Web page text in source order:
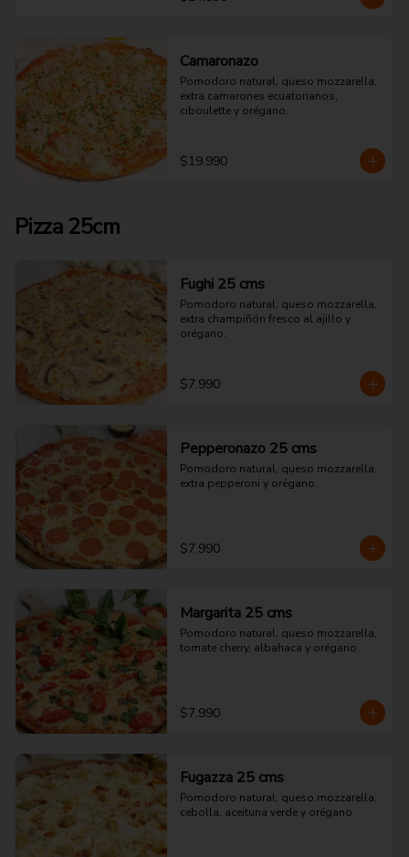
Camaronazo
Pomodoro natural, queso mozzarella,
extra camarones ecuatorianos,
ciboulette y orégano.
$19.990
Pizza 25cm
Fughi 25 cms
Pomodoro natural, queso mozzarella,
extra champiñón fresco al ajillo y
orégano.
$7.990
Pepperonazo 25 cms
Pomodoro natural, queso mozzarella,
extra pepperoni y orégano.
$7.990
Margarita 25 cms
Pomodoro natural, queso mozzarella,
tomate cherry, albahaca y orégano.
$7.990
Fugazza 25 cms
Pomodoro natural, queso mozzarella,
cebolla, aceituna verde y orégano.